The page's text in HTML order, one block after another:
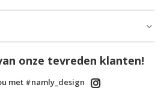
onze tevreden klanten!
met #namly_design